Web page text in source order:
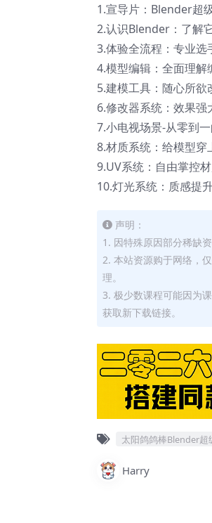
1.宣导片：Blender超
2.认识Blender：了解
3.体验全流程：专业
4.模型编辑：全面理
5.建模工具：随心所
6.修改器系统：效果
7.小电视场景-从零到
8.材质系统：给模型穿
9.UV系统：自由掌控
10.灯光系统：质感提
声明：
1. 因特殊原因部分稀缺
2. 本站资源购于网络，
理。
3. 极少数课程可能因为
获取新下载链接。
太阳鸽鸽棒Blender超
Harry